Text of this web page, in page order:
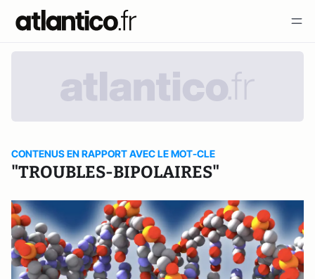
CONTENUS EN RAPPORT AVEC LE MOT-CLE
"TROUBLES-BIPOLAIRES"